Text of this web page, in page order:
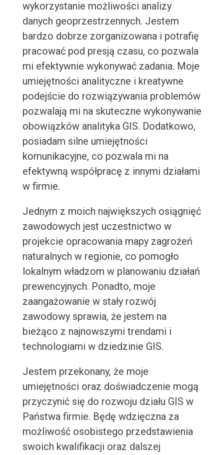
wykorzystanie możliwości analizy
danych geoprzestrzennych. Jestem
bardzo dobrze zorganizowana i potrafię
pracować pod presją czasu, co pozwala
mi efektywnie wykonywać zadania. Moje
umiejętności analityczne i kreatywne
podejście do rozwiązywania problemów
pozwalają mi na skuteczne wykonywanie
obowiązków analityka GIS. Dodatkowo,
posiadam silne umiejętności
komunikacyjne, co pozwala mi na
efektywną współpracę z innymi działami
w firmie.
Jednym z moich największych osiągnięć
zawodowych jest uczestnictwo w
projekcie opracowania mapy zagrożeń
naturalnych w regionie, co pomogło
lokalnym władzom w planowaniu działań
prewencyjnych. Ponadto, moje
zaangażowanie w stały rozwój
zawodowy sprawia, że jestem na
bieżąco z najnowszymi trendami i
technologiami w dziedzinie GIS.
Jestem przekonany, że moje
umiejętności oraz doświadczenie mogą
przyczynić się do rozwoju działu GIS w
Państwa firmie. Będę wdzięczna za
możliwość osobistego przedstawienia
swoich kwalifikacji oraz dalszej